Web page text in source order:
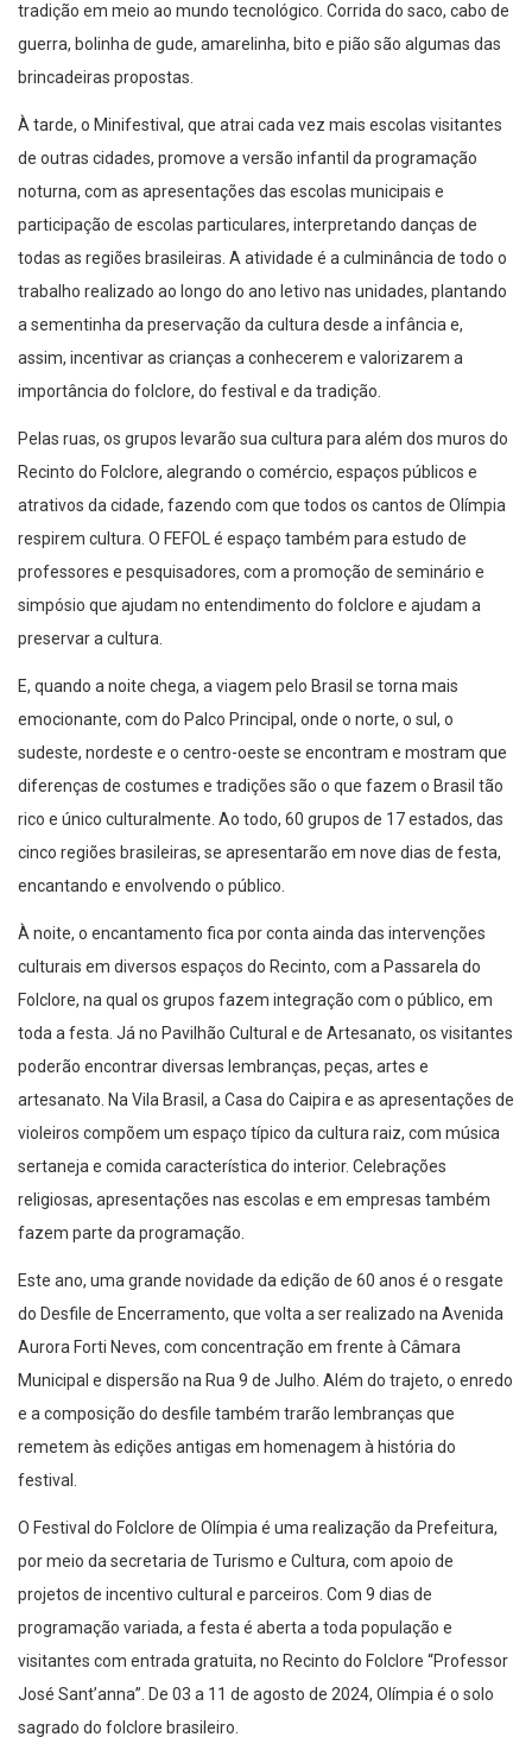
tradição em meio ao mundo tecnológico. Corrida do saco, cabo de
guerra, bolinha de gude, amarelinha, bito e pião são algumas das
brincadeiras propostas.
À tarde, o Minifestival, que atrai cada vez mais escolas visitantes
de outras cidades, promove a versão infantil da programação
noturna, com as apresentações das escolas municipais e
participação de escolas particulares, interpretando danças de
todas as regiões brasileiras. A atividade é a culminância de todo o
trabalho realizado ao longo do ano letivo nas unidades, plantando
a sementinha da preservação da cultura desde a infância e,
assim, incentivar as crianças a conhecerem e valorizarem a
importância do folclore, do festival e da tradição.
Pelas ruas, os grupos levarão sua cultura para além dos muros do
Recinto do Folclore, alegrando o comércio, espaços públicos e
atrativos da cidade, fazendo com que todos os cantos de Olímpia
respirem cultura. O FEFOL é espaço também para estudo de
professores e pesquisadores, com a promoção de seminário e
simpósio que ajudam no entendimento do folclore e ajudam a
preservar a cultura.
E, quando a noite chega, a viagem pelo Brasil se torna mais
emocionante, com do Palco Principal, onde o norte, o sul, o
sudeste, nordeste e o centro-oeste se encontram e mostram que
diferenças de costumes e tradições são o que fazem o Brasil tão
rico e único culturalmente. Ao todo, 60 grupos de 17 estados, das
cinco regiões brasileiras, se apresentarão em nove dias de festa,
encantando e envolvendo o público.
À noite, o encantamento fica por conta ainda das intervenções
culturais em diversos espaços do Recinto, com a Passarela do
Folclore, na qual os grupos fazem integração com o público, em
toda a festa. Já no Pavilhão Cultural e de Artesanato, os visitantes
poderão encontrar diversas lembranças, peças, artes e
artesanato. Na Vila Brasil, a Casa do Caipira e as apresentações de
violeiros compõem um espaço típico da cultura raiz, com música
sertaneja e comida característica do interior. Celebrações
religiosas, apresentações nas escolas e em empresas também
fazem parte da programação.
Este ano, uma grande novidade da edição de 60 anos é o resgate
do Desfile de Encerramento, que volta a ser realizado na Avenida
Aurora Forti Neves, com concentração em frente à Câmara
Municipal e dispersão na Rua 9 de Julho. Além do trajeto, o enredo
e a composição do desfile também trarão lembranças que
remetem às edições antigas em homenagem à história do
festival.
O Festival do Folclore de Olímpia é uma realização da Prefeitura,
por meio da secretaria de Turismo e Cultura, com apoio de
projetos de incentivo cultural e parceiros. Com 9 dias de
programação variada, a festa é aberta a toda população e
visitantes com entrada gratuita, no Recinto do Folclore “Professor
José Sant’anna”. De 03 a 11 de agosto de 2024, Olímpia é o solo
sagrado do folclore brasileiro.